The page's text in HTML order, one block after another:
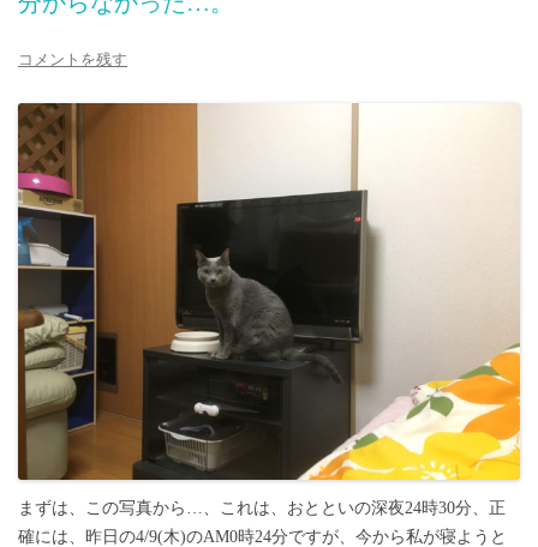
コメントを残す
まずは、この写真から…、これは、おとといの深夜24時30分、正
確には、昨日の4/9(木)のAM0時24分ですが、今から私が寝ようと